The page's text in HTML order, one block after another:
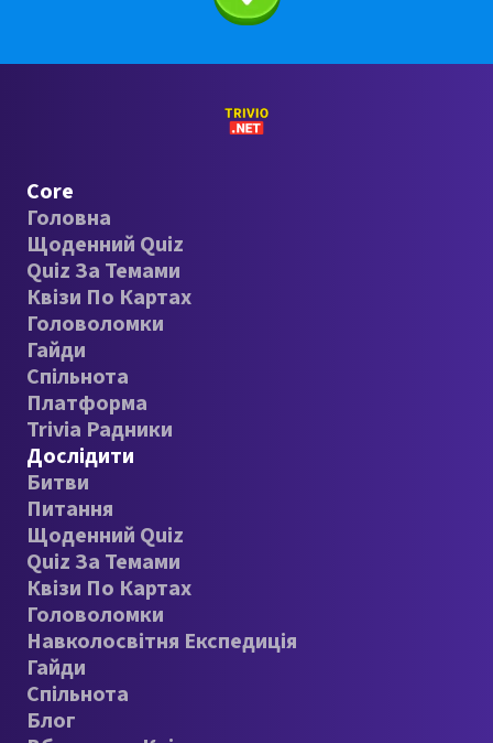
Core
Головна
Щоденний Quiz
Quiz За Темами
Квізи По Картах
Головоломки
Гайди
Спільнота
Платформа
Trivia Радники
Дослідити
Битви
Питання
Щоденний Quiz
Quiz За Темами
Квізи По Картах
Головоломки
Навколосвітня Експедиція
Гайди
Спільнота
Блог